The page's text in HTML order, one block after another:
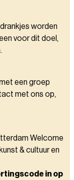
worden
voor dit doel,
een groep
met ons op,
Welcome
& cultuur en
in op